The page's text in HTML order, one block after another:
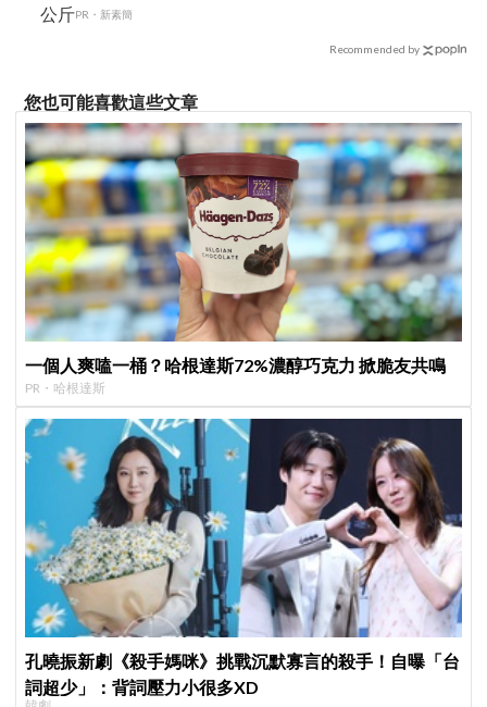
公斤PR・新素簡
Recommended by
您也可能喜歡這些文章
一個人爽嗑一桶？哈根達斯72%濃醇巧克力 掀脆友共鳴
PR・哈根達斯
孔曉振新劇《殺手媽咪》挑戰沉默寡言的殺手！自曝「台
詞超少」：背詞壓力小很多XD